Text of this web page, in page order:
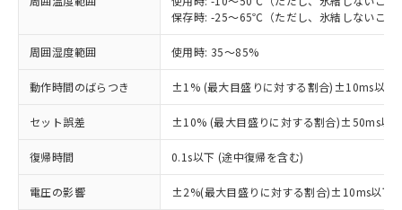
保存時: -25～65℃（ただし、氷結しないこと
周囲湿度範囲 使用時: 35～85%
動作時間のばらつき ±1% (最大目盛りに対する割合)±10ms以下
セット誤差 ±10% (最大目盛りに対する割合)±50ms以下
復帰時間 0.1s以下 (途中復帰を含む)
電圧の影響 ±2%(最大目盛りに対する割合)±10ms以下
※1 対応状況